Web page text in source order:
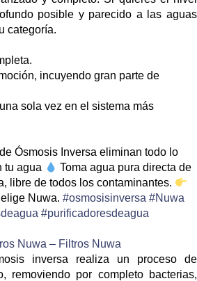
posible y parecido a las aguas
categoría.
incuyendo gran parte de
sola vez en el sistema más
Ósmosis Inversa eliminan todo lo
tu agua
Toma agua pura directa de
libre de todos los contaminantes.
Nuwa. #osmosisinversa #Nuwa
#purificadoresdeagua
Nuwa – Filtros Nuwa
inversa realiza un proceso de
removiendo por completo bacterias,